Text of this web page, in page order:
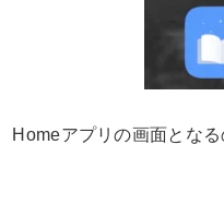
Homeアプリの画面とな